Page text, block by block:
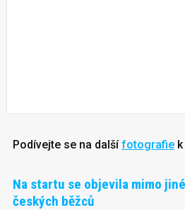
Podívejte se na dalšífotografie
Na startu se objevila mimo
českých běžců